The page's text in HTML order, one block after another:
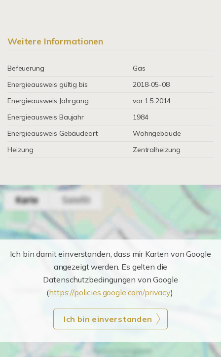
Weitere Informationen
Befeuerung
Gas
Energieausweis gültig bis
2018-05-08
Energieausweis Jahrgang
vor 1.5.2014
Energieausweis Baujahr
1984
Energieausweis Gebäudeart
Wohngebäude
Heizung
Zentralheizung
Ich bin damit einverstanden, dass mir Karten von Google
angezeigt werden. Es gelten die
Datenschutzbedingungen von Google
(https://policies.google.com/privacy).
Ich bin einverstanden